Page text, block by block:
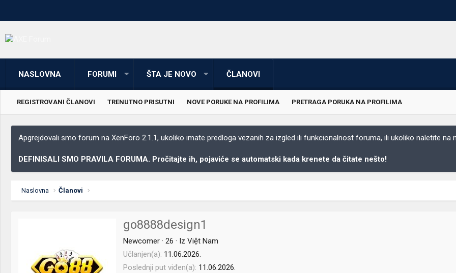
NASLOVNA FORUMI ŠTA JE NOVO ČLANOVI
REGISTROVANI ČLANOVI TRENUTNO PRISUTNI NOVE PORUKE NA PROFILIMA PRETRAGA PORUKA NA PROFILIMA
Apgrejdovali smo forum na XenForo 2.1.1, ukoliko imate predloga vezanih za izgled ili funkcionalnost foruma, ili ukoliko naletite na
DEFINISALI SMO PRAVILA FORUMA. Pročitajte ih, pojaviće se automatski kada krenete da čitate nešto!
Naslovna Članovi
go8888design1
Newcomer · 26 · Iz Việt Nam
Učlanjen(a) 11.06.2026.
Poslednji put viđen(a) 11.06.2026.